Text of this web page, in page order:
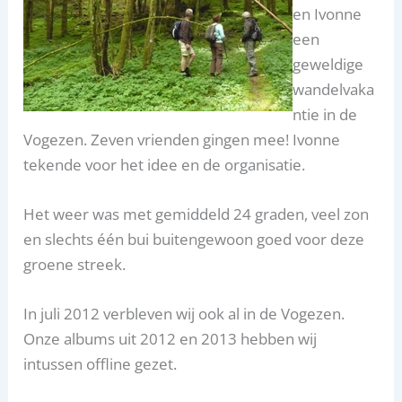
en Ivonne
een
geweldige
wandelvaka
ntie in de
Vogezen. Zeven vrienden gingen mee! Ivonne
tekende voor het idee en de organisatie.
Het weer was met gemiddeld 24 graden, veel zon
en slechts één bui buitengewoon goed voor deze
groene streek.
In juli 2012 verbleven wij ook al in de Vogezen.
Onze albums uit 2012 en 2013 hebben wij
intussen offline gezet.